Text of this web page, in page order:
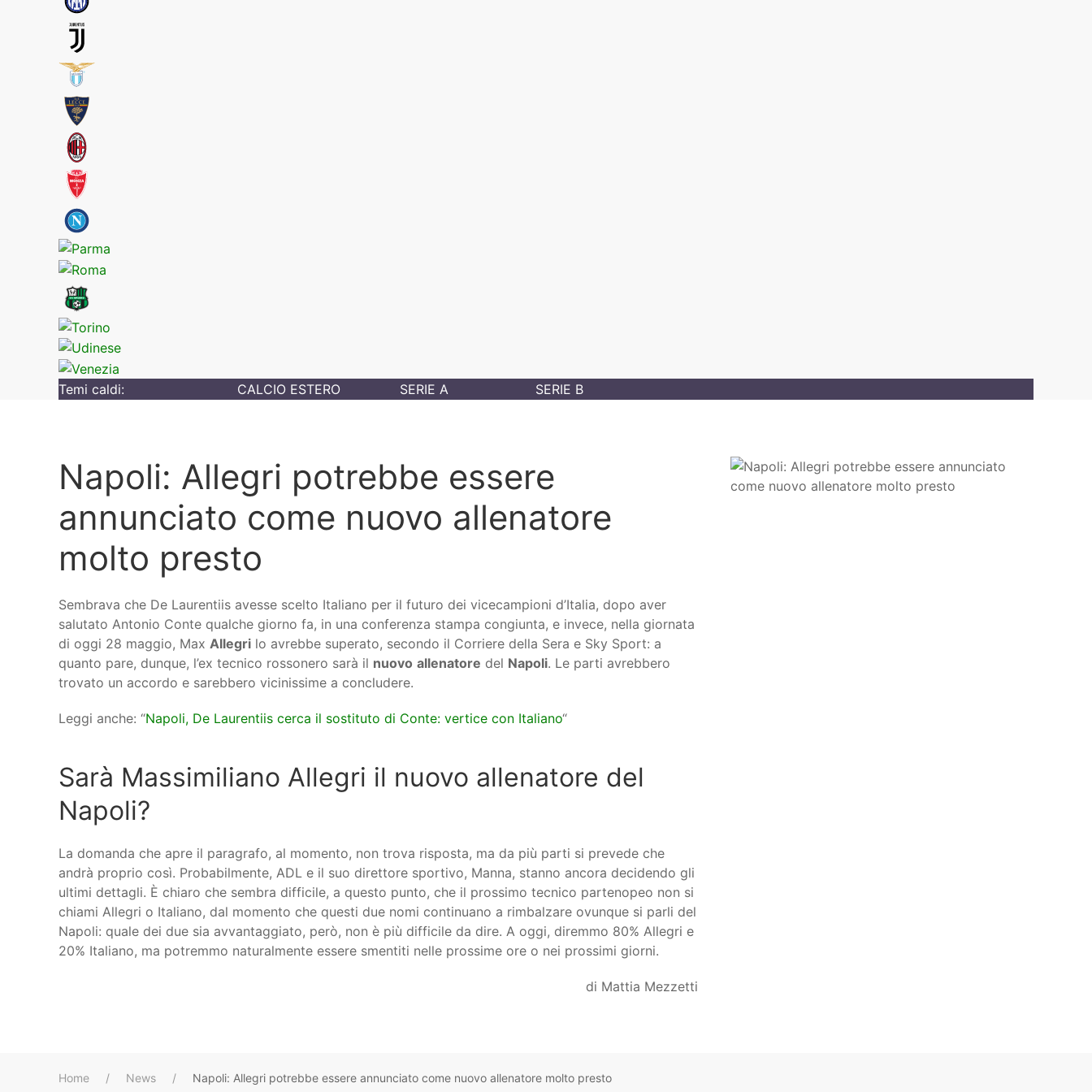
Temi caldi: CALCIO ESTERO SERIE A SERIE B
Napoli: Allegri potrebbe essere
annunciato come nuovo allenatore
molto presto
Sembrava che De Laurentiis avesse scelto Italiano per il futuro dei vicecampioni d’Italia, dopo aver
salutato Antonio Conte qualche giorno fa, in una conferenza stampa congiunta, e invece, nella giornata
di oggi 28 maggio, Max Allegri lo avrebbe superato, secondo il Corriere della Sera e Sky Sport: a
quanto pare, dunque, l’ex tecnico rossonero sarà il nuovo allenatore del Napoli. Le parti avrebbero
trovato un accordo e sarebbero vicinissime a concludere.
Leggi anche: “Napoli, De Laurentiis cerca il sostituto di Conte: vertice con Italiano“
Sarà Massimiliano Allegri il nuovo allenatore del
Napoli?
La domanda che apre il paragrafo, al momento, non trova risposta, ma da più parti si prevede che
andrà proprio così. Probabilmente, ADL e il suo direttore sportivo, Manna, stanno ancora decidendo gli
ultimi dettagli. È chiaro che sembra difficile, a questo punto, che il prossimo tecnico partenopeo non si
chiami Allegri o Italiano, dal momento che questi due nomi continuano a rimbalzare ovunque si parli del
Napoli: quale dei due sia avvantaggiato, però, non è più difficile da dire. A oggi, diremmo 80% Allegri e
20% Italiano, ma potremmo naturalmente essere smentiti nelle prossime ore o nei prossimi giorni.
di Mattia Mezzetti
Home News Napoli: Allegri potrebbe essere annunciato come nuovo allenatore molto presto